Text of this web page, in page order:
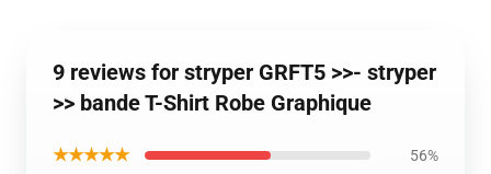
9 reviews for stryper GRFT5 >>- stryper
>> bande T-Shirt Robe Graphique
★★★★★ 56%